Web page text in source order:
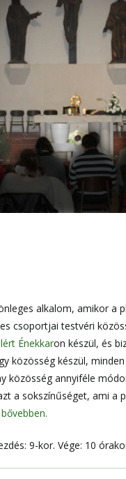
alkalom, amikor a
csoportjai testvéri
Énekkaron készül, és
közösség készül,
közösség annyiféle
a sokszínűséget, ami a
9-kor. Vége: 10